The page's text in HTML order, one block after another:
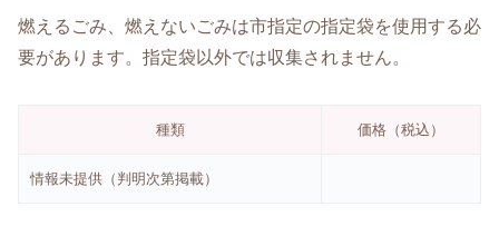
燃えるごみ、燃えないごみは市指定の指定袋を使用する必
要があります。指定袋以外では収集されません。
種類 価格（税込）
情報未提供（判明次第掲載）